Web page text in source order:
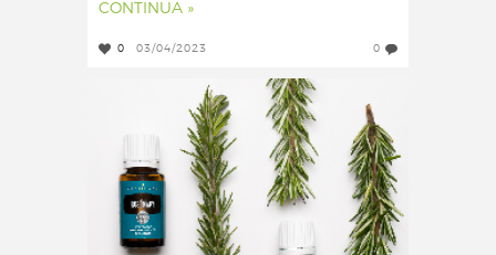
CONTINUA »
0 03/04/2023 0